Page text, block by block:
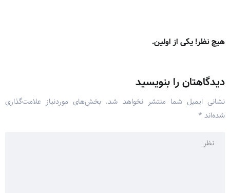
هیچ نظر! یکی از اولین.
دیدگاهتان را بنویسید
نشانی ایمیل شما منتشر نخواهد شد. بخش‌های موردنیاز علامت‌گذاری
شده‌اند *